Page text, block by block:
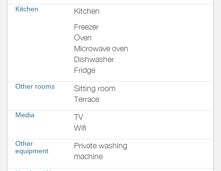
Kitchen
Kitchen
Freezer
Oven
Microwave oven
Dishwasher
Fridge
Other rooms
Sitting room
Terrace
Media
TV
Wifi
Other
equipment
Private washing
machine